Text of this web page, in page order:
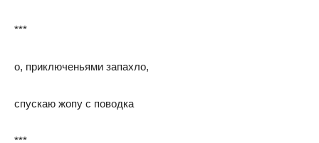
***
о, приключеньями запахло,
спускаю жопу с поводка